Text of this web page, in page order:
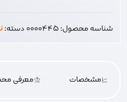
8حالته
شناسه محصول:0000445دسته:
مشخصات معرفی